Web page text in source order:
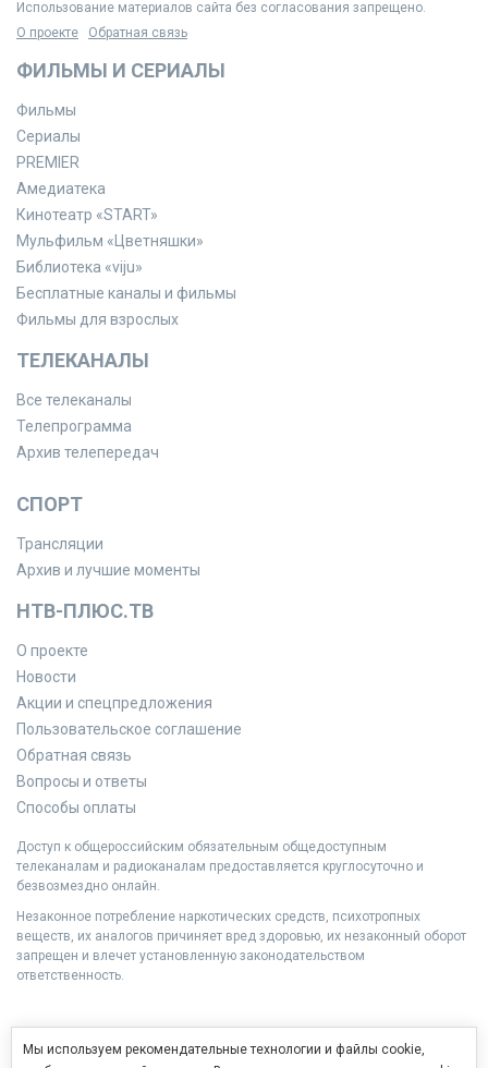
Использование материалов сайта без согласования запрещено.
О проекте
Обратная связь
ФИЛЬМЫ И СЕРИАЛЫ
Фильмы
Сериалы
PREMIER
Амедиатека
Кинотеатр «START»
Мульфильм «Цветняшки»
Библиотека «viju»
Бесплатные каналы и фильмы
Фильмы для взрослых
ТЕЛЕКАНАЛЫ
Все телеканалы
Телепрограмма
Архив телепередач
СПОРТ
Трансляции
Архив и лучшие моменты
НТВ-ПЛЮС.ТВ
О проекте
Новости
Акции и спецпредложения
Пользовательское соглашение
Обратная связь
Вопросы и ответы
Способы оплаты
Доступ к общероссийским обязательным общедоступным
телеканалам и радиоканалам предоставляется круглосуточно и
безвозмездно онлайн.
Незаконное потребление наркотических средств, психотропных
веществ, их аналогов причиняет вред здоровью, их незаконный оборот
запрещен и влечет установленную законодательством
ответственность.
Мы используем рекомендательные технологии и файлы cookie,